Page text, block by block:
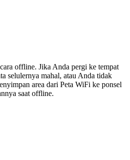
offline. Jika Anda pergi ke tempat
selulernya mahal, atau Anda tidak
area dari Peta WiFi ke ponsel
saat offline.